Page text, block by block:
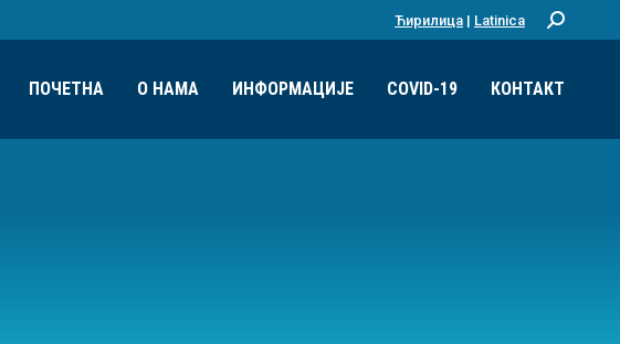
Ћирилица | Latinica Претрага:
ПОЧЕТНА О НАМА ИНФОРМАЦИЈЕ COVID-19 КОНТАКТ